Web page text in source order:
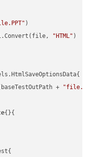
)
"HTML" )
+
{}{